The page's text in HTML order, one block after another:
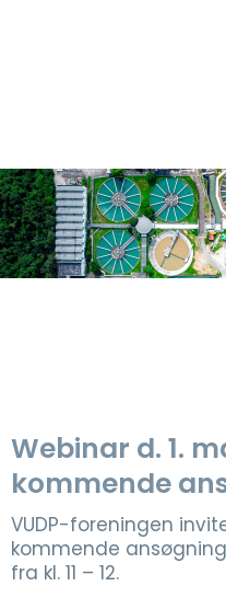
Webinar d. 1.
kommende
VUDP-foreningen
kommende
fra kl. 11 – 12.​